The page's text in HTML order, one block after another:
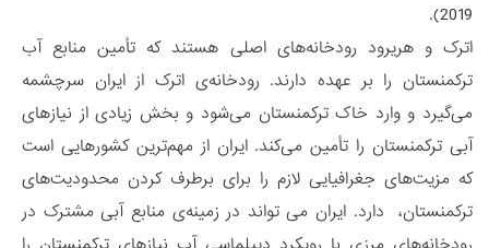
2019).
اترک و هریرود رودخانه‌های اصلی هستند که تأمین منابع آب
ترکمنستان را بر عهده دارند. رودخانه‌ی اترک از ایران سرچشمه
می‌گیرد و وارد خاک ترکمنستان می‌شود و بخش زیادی از نیازهای
آبی ترکمنستان را تأمین می‌کند. ایران از مهم‌ترین کشورهایی است
که مزیت‌های جغرافیایی لازم را برای برطرف کردن محدودیت‌های
ترکمنستان، دارد. ایران می تواند در زمینه‌ی منابع آبی مشترک در